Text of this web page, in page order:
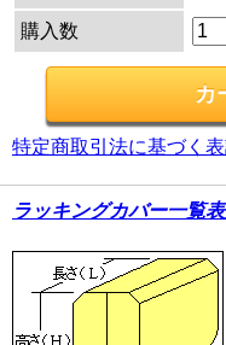
購入数
特定商取引法に基づく
ラッキングカバー一覧